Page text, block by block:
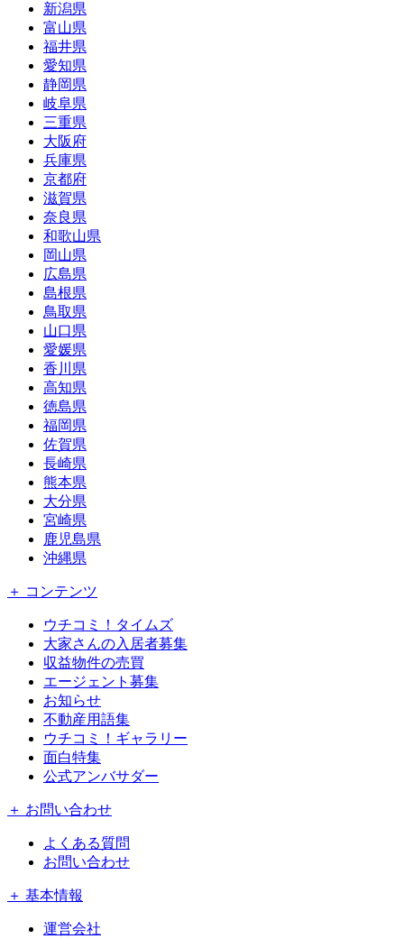
新潟県
富山県
福井県
愛知県
静岡県
岐阜県
三重県
大阪府
兵庫県
京都府
滋賀県
奈良県
和歌山県
岡山県
広島県
島根県
鳥取県
山口県
愛媛県
香川県
高知県
徳島県
福岡県
佐賀県
長崎県
熊本県
大分県
宮崎県
鹿児島県
沖縄県
＋ コンテンツ
ウチコミ！タイムズ
大家さんの入居者募集
収益物件の売買
エージェント募集
お知らせ
不動産用語集
ウチコミ！ギャラリー
面白特集
公式アンバサダー
＋ お問い合わせ
よくある質問
お問い合わせ
＋ 基本情報
運営会社